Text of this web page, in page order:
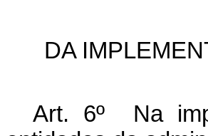
DA
Art. 6º Na